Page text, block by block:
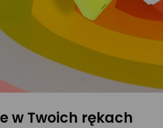
w Twoich rękach